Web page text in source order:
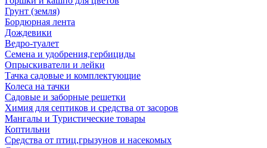
Грунт (земля)
Бордюрная лента
Дождевики
Ведро-туалет
Семена и удобрения,гербициды
Опрыскиватели и лейки
Тачка садовые и комплектующие
Колеса на тачки
Садовые и заборные решетки
Химия для септиков и средства от засоров
Мангалы и Туристические товары
Коптильни
Средства от птиц,грызунов и насекомых